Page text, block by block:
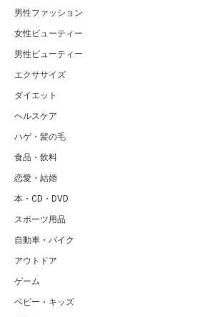
男性ファッション
女性ビューティー
男性ビューティー
エクササイズ
ダイエット
ヘルスケア
ハゲ・髪の毛
食品・飲料
恋愛・結婚
本・CD・DVD
スポーツ用品
自動車・バイク
アウトドア
ゲーム
ベビー・キッズ